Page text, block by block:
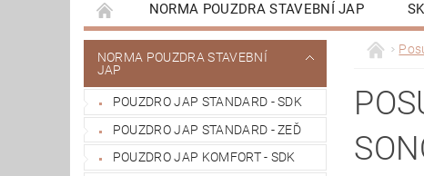
NORMA POUZDRA STAVEBNÍ JAP
EMOTIVE II BEZOBLOŽKOVÁ POUZDRA STAVEBNÍ
PŮDNÍ SCHODY JAP
VÝPRODEJ
OBCHODNÍ PODMÍNKY
REFERENCE ZÁKAZNÍKŮ
NAŠE POBOČKY
NORMA POUZDRA STAVEBNÍ
JAP
POUZDRO JAP STANDARD - SDK
POUZDRO JAP STANDARD - ZEĎ
POUZDRO JAP KOMFORT - SDK